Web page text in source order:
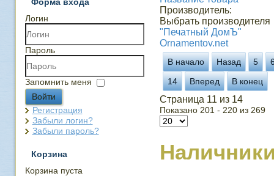
Логин
Пароль
Запомнить меня
Войти
Регистрация
Забыли логин?
Забыли пароль?
Корзина
Корзина пуста
Производитель:
Выбрать производителя
"Печатный ДомЪ"
Ornamentov.net
В начало Назад 5
14
Вперед В конец
Страница 11 из 14
Показано 201 - 220 из 269